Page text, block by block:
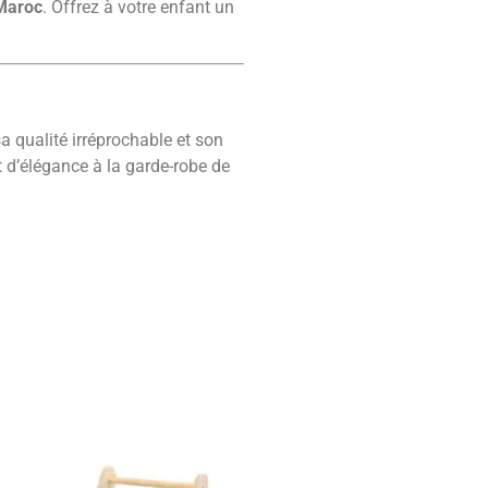
. Offrez à votre enfant un
qualité irréprochable et son
à la garde-robe de